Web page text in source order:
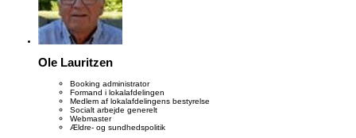
Ole Lauritzen
Booking administrator
Formand i lokalafdelingen
Medlem af lokalafdelingens bestyrelse
Socialt arbejde generelt
Webmaster
Ældre- og sundhedspolitik